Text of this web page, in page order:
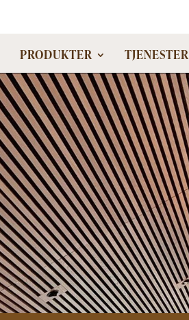
PRODUKTER TJENESTER